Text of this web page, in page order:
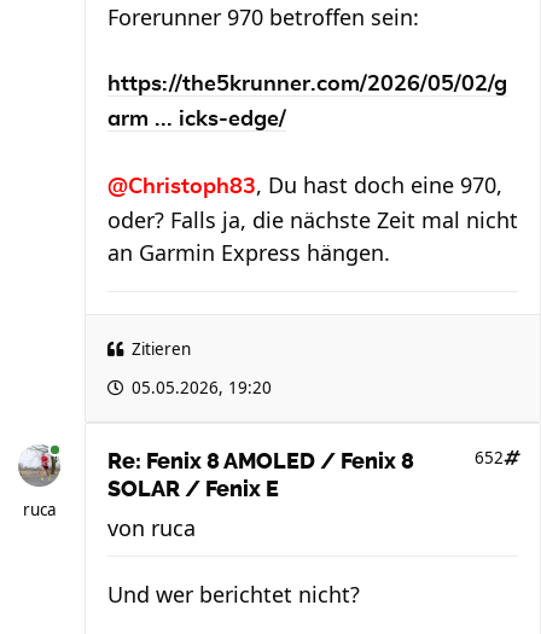
Forerunner 970 betroffen sein:
https://the5krunner.com/2026/05/02/g
arm ... icks-edge/
@Christoph83, Du hast doch eine 970,
oder? Falls ja, die nächste Zeit mal nicht
an Garmin Express hängen.
Zitieren
05.05.2026, 19:20
ruca
Re: Fenix 8 AMOLED / Fenix 8
SOLAR / Fenix E
652
von ruca
Und wer berichtet nicht?